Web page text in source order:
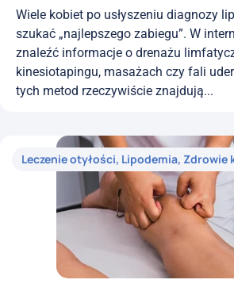
Wiele kobiet po usłyszeniu diagnozy
szukać „najlepszego zabiegu”. W
znaleźć informacje o drenażu
kinesiotapingu, masażach czy fali
tych metod rzeczywiście znajdują...
Leczenie otyłości, Lipodemia, Zdrowie